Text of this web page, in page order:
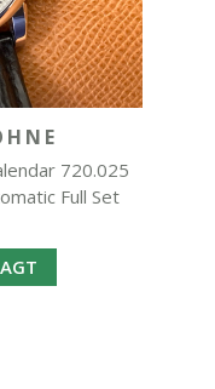
720.025
Full Set